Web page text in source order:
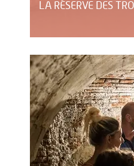
LA RÉSERVE DES